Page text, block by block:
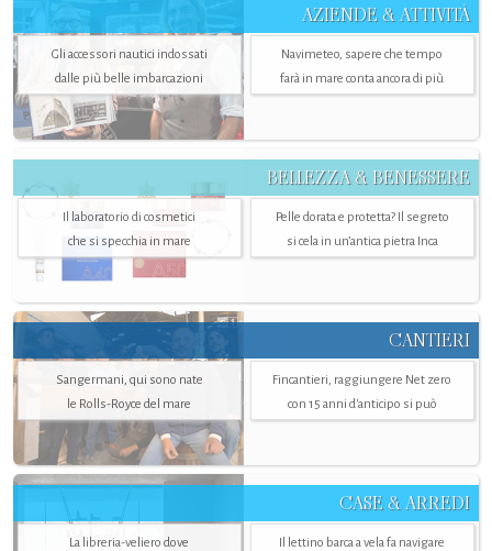
AZIENDE & ATTIVITÀ
Gli accessori nautici indossati
dalle più belle imbarcazioni
Navimeteo, sapere che tempo
farà in mare conta ancora di più
BELLEZZA & BENESSERE
Il laboratorio di cosmetici
che si specchia in mare
Pelle dorata e protetta? Il segreto
si cela in un’antica pietra Inca
CANTIERI
Sangermani, qui sono nate
le Rolls-Royce del mare
Fincantieri, raggiungere Net zero
con 15 anni d'anticipo si può
CASE & ARREDI
La libreria-veliero dove
Il lettino barca a vela fa navigare